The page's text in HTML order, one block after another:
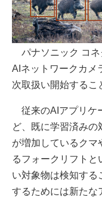
パナソニック コネ
AIネットワークカメ
次取扱い開始するこ
従来のAIアプリケ
ど、既に学習済み
が増加しているクマ
るフォークリフトと
い対象物は検知する
するためには新たな